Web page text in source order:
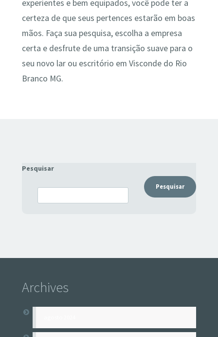
experientes e bem equipados, você pode ter a
certeza de que seus pertences estarão em boas
mãos. Faça sua pesquisa, escolha a empresa
certa e desfrute de uma transição suave para o
seu novo lar ou escritório em Visconde do Rio
Branco MG.
Pesquisar
Pesquisar
Archives